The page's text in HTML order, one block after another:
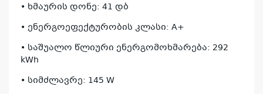
• ხმაურის დონე: 41 დბ
• ენერგოეფექტურობის კლასი: A+
• საშუალო წლიური ენერგომოხმარება: 292
kWh
• სიმძლავრე: 145 W